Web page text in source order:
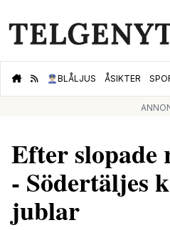
👮🏻‍♂️BLÅLJUS ÅSIKTER
Efter
- Södertäljes
jublar